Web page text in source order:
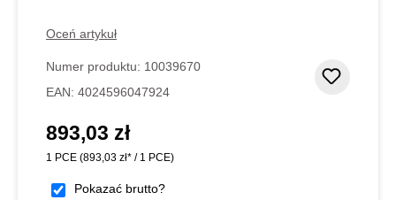
Oceń artykuł
Numer produktu: 10039670
EAN: 4024596047924
Cena regularna:
893,03 zł
1 PCE (893,03 zł* / 1 PCE)
Pokazać brutto?